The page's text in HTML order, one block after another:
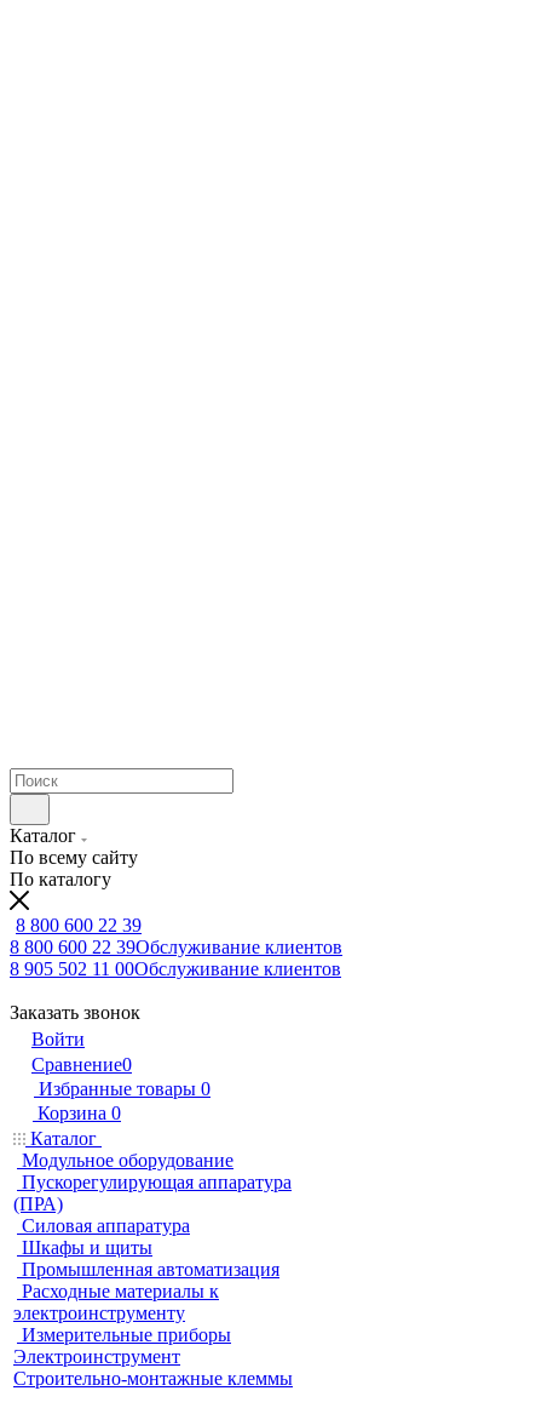
Каталог
По всему сайту
По каталогу
8 800 600 22 39
8 800 600 22 39Обслуживание клиентов
8 905 502 11 00Обслуживание клиентов
Заказать звонок
Войти
Сравнение0
Избранные товары 0
Корзина 0
Каталог
Модульное оборудование
Пускорегулирующая аппаратура
(ПРА)
Силовая аппаратура
Шкафы и щиты
Промышленная автоматизация
Расходные материалы к
электроинструменту
Измерительные приборы
Электроинструмент
Строительно-монтажные клеммы